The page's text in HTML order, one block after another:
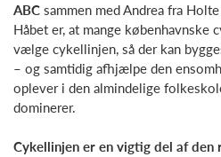
ABC sammen med Andrea fra
Håbet er, at mange københavnske
vælge cykellinjen, så der kan
– og samtidig afhjælpe den
oplever i den almindelige
dominerer.
Cykellinjen er en vigtig del af den